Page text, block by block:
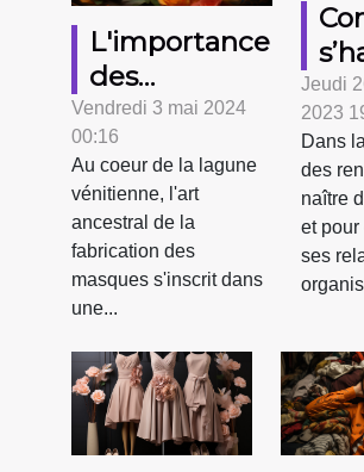
L'importance
des
matériaux
dans la
fabrication
des masques
vénitiens
authentiques
Vendredi 3 mai 2024
00:16
Au coeur de la lagune
vénitienne, l'art
ancestral de la
fabrication des
masques s'inscrit dans
une...
Jeudi
2023
Dans
des
naître
et pour
ses